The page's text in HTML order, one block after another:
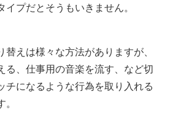
イプだとそうもいきません。
替えは様々な方法がありますが、
る、仕事用の音楽を流す、など切
チになるような行為を取り入れる